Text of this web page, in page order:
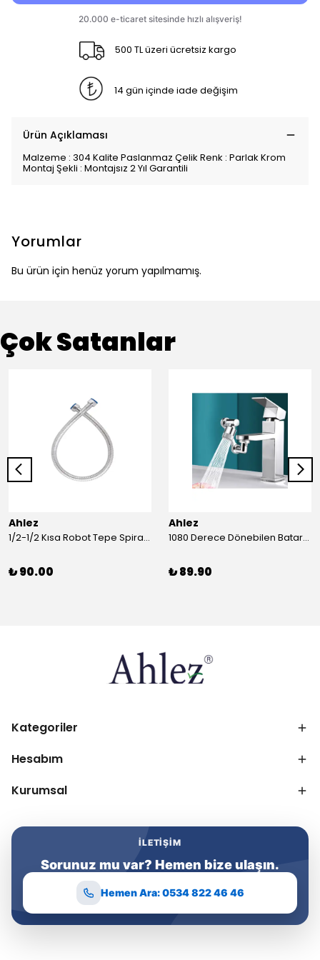
500 TL üzeri ücretsiz kargo
14 gün içinde iade değişim
Ürün Açıklaması
Malzeme : 304 Kalite Paslanmaz Çelik Renk : Parlak Krom
Montaj Şekli : Montajsız 2 Yıl Garantili
Yorumlar
Bu ürün için henüz yorum yapılmamış.
Çok Satanlar
Ahlez
1/2-1/2 Kısa Robot Tepe Spiral Duş Hortumu 60cm
₺ 90.00
Ahlez
1080 Derece Dönebilen Batarya Musluk Başlığı Krom Batarya 2 Fonksiyonlu Musluk Başlığı
₺ 89.90
Kategoriler
Hesabım
Kurumsal
İLETIŞIM
Sorunuz mu var? Hemen bize ulaşın.
Hemen Ara: 0534 822 46 46